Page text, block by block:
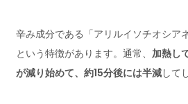
辛み成分である「アリルイソチオシア
という特徴があります。通常、加熱し
が減り始めて、約15分後には半減して